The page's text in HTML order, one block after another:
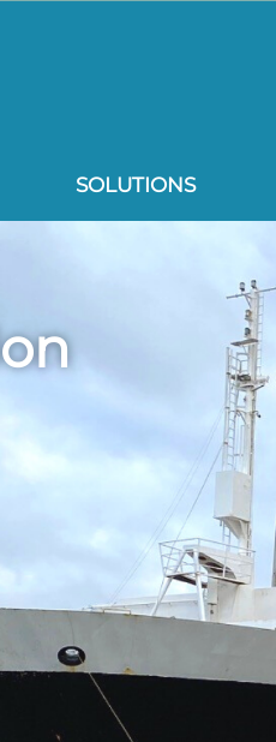
SOLUTIONS